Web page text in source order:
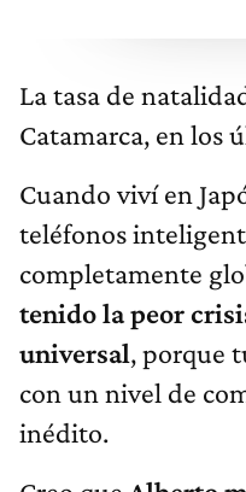
La tasa de
Catamarca, en los
Cuando viví en
teléfonos
completamente
tenido la peor
universal, porque
con un nivel de
inédito.